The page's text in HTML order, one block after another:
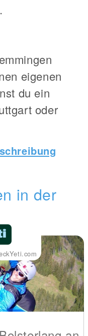
eigenen
du ein
oder
in der